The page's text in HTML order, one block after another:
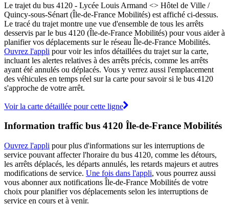
Le trajet du bus 4120 - Lycée Louis Armand <> Hôtel de Ville /
Quincy-sous-Sénart (Île-de-France Mobilités) est affiché ci-dessus.
Le tracé du trajet montre une vue d'ensemble de tous les arrêts
desservis par le bus 4120 (Île-de-France Mobilités) pour vous aider à
planifier vos déplacements sur le réseau Île-de-France Mobilités.
Ouvrez l'appli pour voir les infos détaillées du trajet sur la carte,
incluant les alertes relatives à des arrêts précis, comme les arrêts
ayant été annulés ou déplacés. Vous y verrez aussi l'emplacement
des véhicules en temps réel sur la carte pour savoir si le bus 4120
s'approche de votre arrêt.
Voir la carte détaillée pour cette ligne
Information traffic bus 4120 Île-de-France Mobilités
Ouvrez l'appli pour plus d'informations sur les interruptions de
service pouvant affecter l'horaire du bus 4120, comme les détours,
les arrêts déplacés, les départs annulés, les retards majeurs et autres
modifications de service. Une fois dans l'appli, vous pourrez aussi
vous abonner aux notifications Île-de-France Mobilités de votre
choix pour planifier vos déplacements selon les interruptions de
service en cours et à venir.